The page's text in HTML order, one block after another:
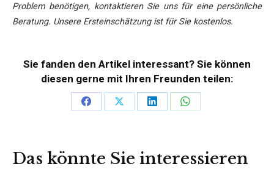
Problem benötigen, kontaktieren Sie uns für eine persönliche
Beratung. Unsere Ersteinschätzung ist für Sie kostenlos.
Sie fanden den Artikel interessant? Sie können
diesen gerne mit Ihren Freunden teilen:
Teilen
Teilen
Teilen
Teilen
Das könnte Sie interessieren